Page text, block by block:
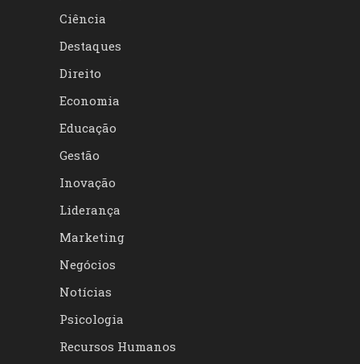
Ciência
Destaques
Direito
Economia
Educação
Gestão
Inovação
Liderança
Marketing
Negócios
Notícias
Psicologia
Recursos Humanos